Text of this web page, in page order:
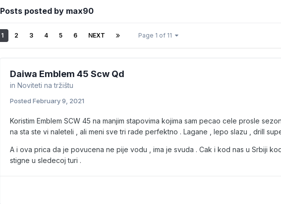
Posts posted by max90
1 2 3 4 5 6 NEXT Page 1 of 11
Daiwa Emblem 45 Scw Qd
in Noviteti na tržištu
Posted February 9, 2021
Koristim Emblem SCW 45 na manjim stapovima kojima sam pecao cele prosle
na sta ste vi naleteli , ali meni sve tri rade perfektno . Lagane , lepo slazu , drill
A i ova prica da je povucena ne pije vodu , ima je svuda . Cak i kod nas u Srbiji
stigne u sledecoj turi .